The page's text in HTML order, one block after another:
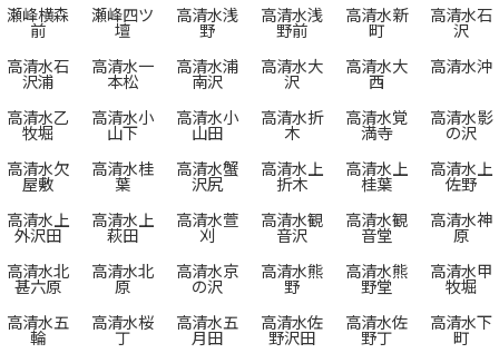
瀬峰横森
前
瀬峰四ツ
壇
高清水浅
野
高清水浅
野前
高清水新
町
高清水石
沢
高清水石
沢浦
高清水一
本松
高清水浦
南沢
高清水大
沢
高清水大
西
高清水沖
高清水乙
牧堀
高清水小
山下
高清水小
山田
高清水折
木
高清水覚
満寺
高清水影
の沢
高清水欠
屋敷
高清水桂
葉
高清水蟹
沢尻
高清水上
折木
高清水上
桂葉
高清水上
佐野
高清水上
外沢田
高清水上
萩田
高清水萱
刈
高清水観
音沢
高清水観
音堂
高清水神
原
高清水北
甚六原
高清水北
原
高清水京
の沢
高清水熊
野
高清水熊
野堂
高清水甲
牧堀
高清水五
輪
高清水桜
丁
高清水五
月田
高清水佐
野沢田
高清水佐
野丁
高清水下
町